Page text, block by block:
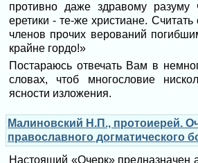
противно даже здравому разуму
еретики - те-же христиане.
членов прочих верований
крайне гордо!»
Постараюсь отвечать Вам в
словах, чтоб многословие
ясности изложения.
Малиновский Н.П., протоиерей.
православного догматического
Настоящий «Очерк» предназначен